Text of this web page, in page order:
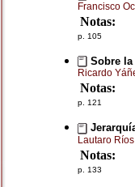
Francisco
Notas:
p. 105
Sobre
Ricardo
Notas:
p. 121
Lautaro
Notas:
p. 133